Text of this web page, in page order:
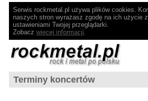
Serwis rockmetal.pl używa plików cookies.
naszych stron wyrażasz zgodę na ich użycie
ustawieniami Twojej przeglądarki.
Zobacz więcej informacji.
Terminy koncertów